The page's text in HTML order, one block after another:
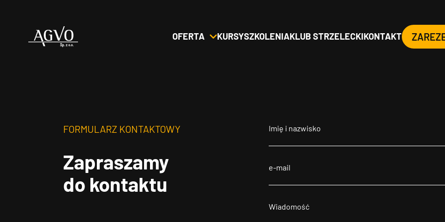
Header
OFERTA KURSYSZKOLENIAKLUB STRZELECKIKONTAKT
FORMULARZ KONTAKTOWY
Zapraszamy
do kontaktu